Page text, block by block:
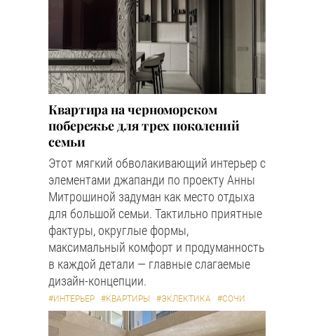
Квартира на черноморском
побережье для трех поколений
семьи
Этот мягкий обволакивающий интерьер с
элементами джапанди по проекту Анны
Митрошиной задуман как место отдыха
для большой семьи. Тактильно приятные
фактуры, округлые формы,
максимальный комфорт и продуманность
в каждой детали — главные слагаемые
дизайн-концепции.
#ИНТЕРЬЕР #КВАРТИРЫ #ЭКЛЕКТИКА #СОЧИ